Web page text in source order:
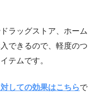
ラッグストア、ホーム
できるので、軽度のつ
テムです。
しての効果はこちらで